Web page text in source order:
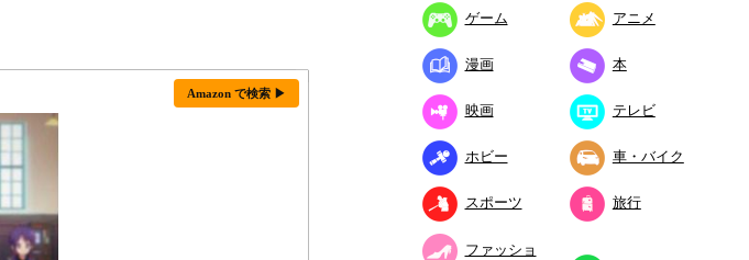
Amazon で検索 ▶
ゲーム アニメ
漫画 本
映画 テレビ
ホビー 車・バイク
スポーツ 旅行
ファッショ